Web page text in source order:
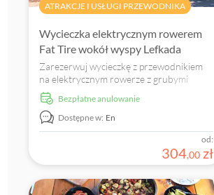
ATRAKCJE I USŁUGI PRZEWODNIKA
Wycieczka elektrycznym rowerem
Fat Tire wokół wyspy Lefkada
Zarezerwuj wycieczkę z przewodnikiem
na elektrycznym rowerze z grubymi
oponami, aby odkryć wyjątkową wyspę
Lefkada w Grecji
Bezpłatne anulowanie
Dostępne w: En
od:
304,00 zł